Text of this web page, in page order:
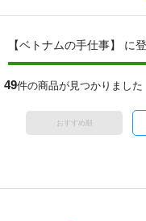
【ベトナムの手仕事】 に
49件の商品が見つかりました
おすすめ順